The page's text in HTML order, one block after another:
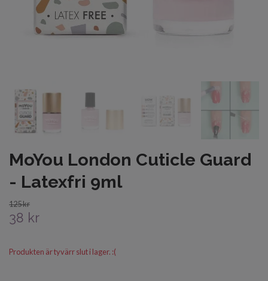
MoYou London Cuticle Guard
- Latexfri 9ml
125 kr
38 kr
Produkten är tyvärr slut i lager. :(